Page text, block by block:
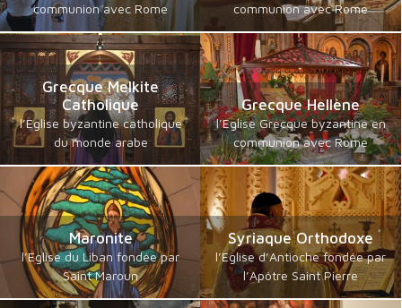
communion avec Rome
communion avec Rome
Grecque Melkite
Catholique
l’Eglise byzantine catholique
du monde arabe
Grecque Hellène
l’Eglise Grecque byzantine en
communion avec Rome
Maronite
l’Eglise du Liban fondée par
Saint Maroun
Syriaque Orthodoxe
l’Eglise d’Antioche fondée par
l’Apôtre Saint Pierre